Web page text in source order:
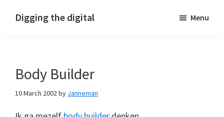
Digging the digital Menu
Body Builder
10 March 2002by Janneman